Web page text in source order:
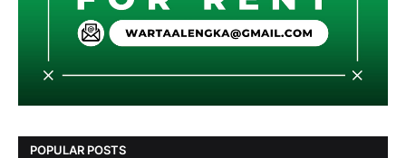
POPULAR POSTS